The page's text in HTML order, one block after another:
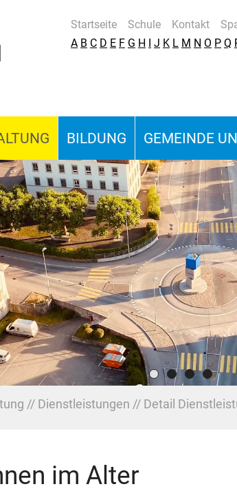
Startseite Schule Kontakt
A B C D E F G H I J K L M N O P Q
BILDUNG GEMEINDE
Dienstleistungen Detail
im Alter